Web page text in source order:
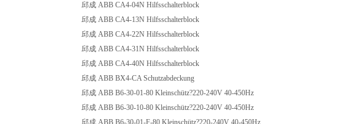
邱成 ABB CA4-04N Hilfsschalterblock
邱成 ABB CA4-13N Hilfsschalterblock
邱成 ABB CA4-22N Hilfsschalterblock
邱成 ABB CA4-31N Hilfsschalterblock
邱成 ABB CA4-40N Hilfsschalterblock
邱成 ABB BX4-CA Schutzabdeckung
邱成 ABB B6-30-01-80 Kleinschütz?220-240V 40-450Hz
邱成 ABB B6-30-10-80 Kleinschütz?220-240V 40-450Hz
邱成 ABB B6-30-01-F-80 Kleinschütz?220-240V 40-450Hz